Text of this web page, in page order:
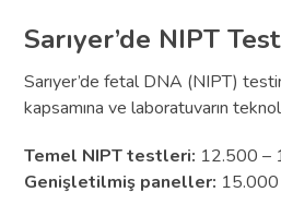
Sarıyer’de NIPT
Sarıyer’de fetal DNA (NIPT)
kapsamına ve laboratuvarın
Temel NIPT testleri: 12.500 –
Genişletilmiş paneller: